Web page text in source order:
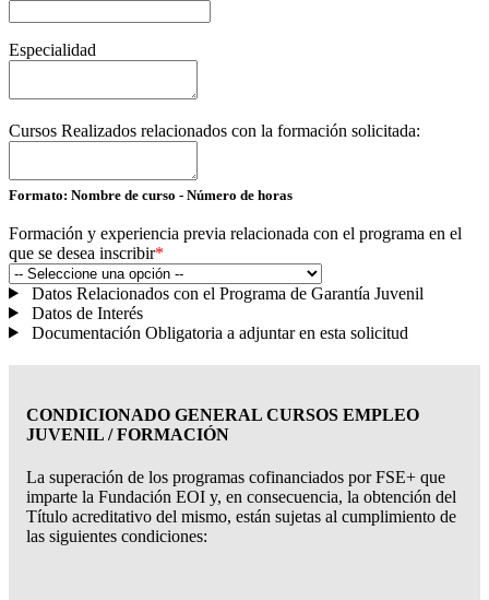
Especialidad
Cursos Realizados relacionados con la formación solicitada:
Formato: Nombre de curso - Número de horas
Formación y experiencia previa relacionada con el programa en el
que se desea inscribir*
Datos Relacionados con el Programa de Garantía Juvenil
Datos de Interés
Documentación Obligatoria a adjuntar en esta solicitud
CONDICIONADO GENERAL CURSOS EMPLEO
JUVENIL / FORMACIÓN
La superación de los programas cofinanciados por FSE+ que
imparte la Fundación EOI y, en consecuencia, la obtención del
Título acreditativo del mismo, están sujetas al cumplimiento de
las siguientes condiciones: